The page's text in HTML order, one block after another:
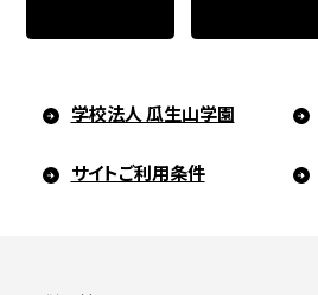
学校法人 瓜生山学園
サイトご利用条件